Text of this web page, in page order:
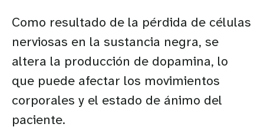
Como resultado de la pérdida de células
nerviosas en la sustancia negra, se
altera la producción de dopamina, lo
que puede afectar los movimientos
corporales y el estado de ánimo del
paciente.